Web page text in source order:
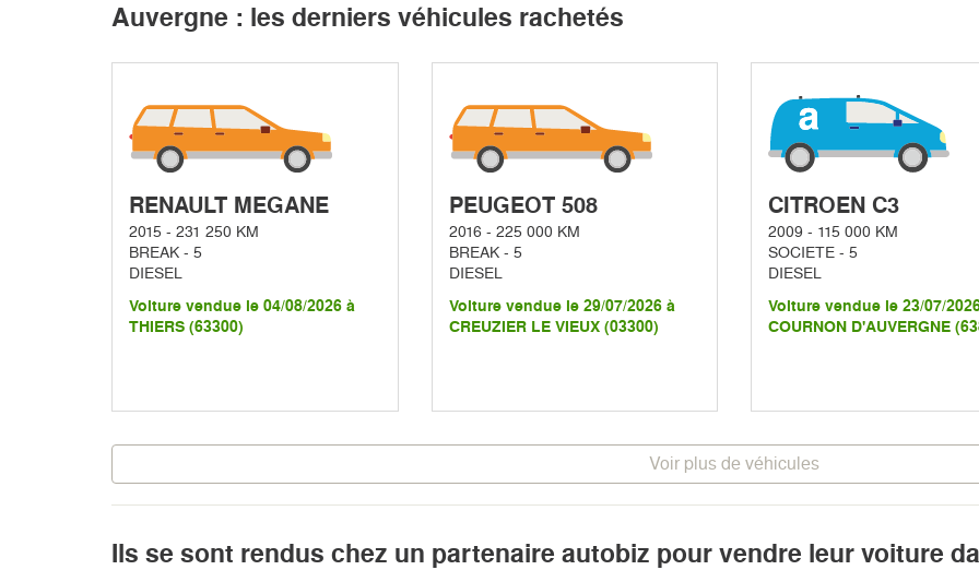
Auvergne : les derniers véhicules rachetés
RENAULT MEGANE
2015 - 231 250 KM
BREAK - 5
DIESEL
Voiture vendue le 04/08/2026 à
THIERS (63300)
PEUGEOT 508
2016 - 225 000 KM
BREAK - 5
DIESEL
Voiture vendue le 29/07/2026 à
CREUZIER LE VIEUX (03300)
CITROEN C3
2009 - 115 000 KM
SOCIETE - 5
DIESEL
Voiture vendue le 23/07/
COURNON D'AUVERGNE
Voir plus de véhicules
Ils se sont rendus chez un partenaire autobiz pour vendre leur voiture